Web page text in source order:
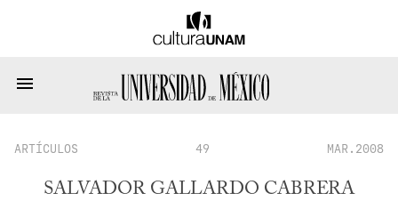
ARTÍCULOS 49 MAR.2008
SALVADOR GALLARDO CABRERA